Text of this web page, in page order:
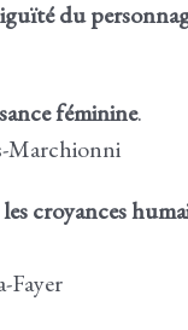
du
féminine.
Marchionni
croyances
Fayer